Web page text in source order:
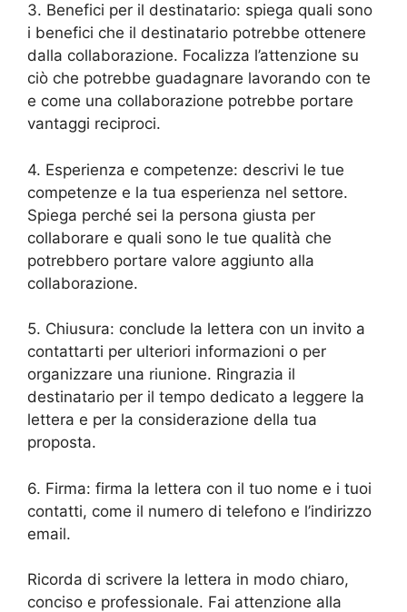
3. Benefici per il destinatario: spiega quali sono
i benefici che il destinatario potrebbe ottenere
dalla collaborazione. Focalizza l’attenzione su
ciò che potrebbe guadagnare lavorando con te
e come una collaborazione potrebbe portare
vantaggi reciproci.
4. Esperienza e competenze: descrivi le tue
competenze e la tua esperienza nel settore.
Spiega perché sei la persona giusta per
collaborare e quali sono le tue qualità che
potrebbero portare valore aggiunto alla
collaborazione.
5. Chiusura: conclude la lettera con un invito a
contattarti per ulteriori informazioni o per
organizzare una riunione. Ringrazia il
destinatario per il tempo dedicato a leggere la
lettera e per la considerazione della tua
proposta.
6. Firma: firma la lettera con il tuo nome e i tuoi
contatti, come il numero di telefono e l’indirizzo
email.
Ricorda di scrivere la lettera in modo chiaro,
conciso e professionale. Fai attenzione alla